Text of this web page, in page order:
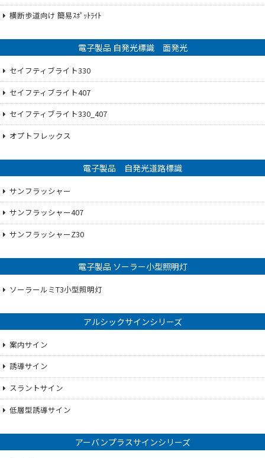
横断歩道向け 簡易ｽﾎﾟｯﾄﾗｲﾄ
電子製品 自発光標識 面発光
セイフティブライト330
セイフティブライト407
セイフティブライト330_407
オプトフレックス
電子製品 自発光道路標識
サンフラッシャー
サンフラッシャー407
サンフラッシャーZ30
電子製品 ソーラー小型照明灯
ソーラールミT3小型照明灯
アルシックサインシリーズ
案内サイン
誘導サイン
スラントサイン
低層型誘導サイン
アーバンプラスサインシリーズ